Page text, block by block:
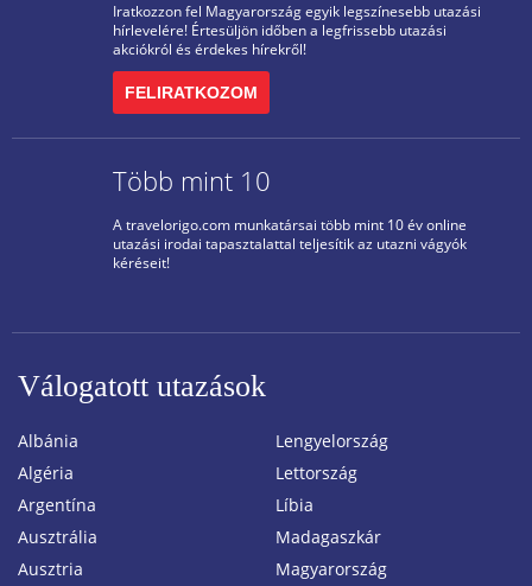
Iratkozzon fel Magyarország egyik legszínesebb utazási
hírlevelére! Értesüljön időben a legfrissebb utazási
akciókról és érdekes hírekről!
FELIRATKOZOM
Több mint 10
A travelorigo.com munkatársai több mint 10 év online
utazási irodai tapasztalattal teljesítik az utazni vágyók
kéréseit!
Válogatott utazások
Albánia
Algéria
Argentína
Ausztrália
Ausztria
Lengyelország
Lettország
Líbia
Madagaszkár
Magyarország